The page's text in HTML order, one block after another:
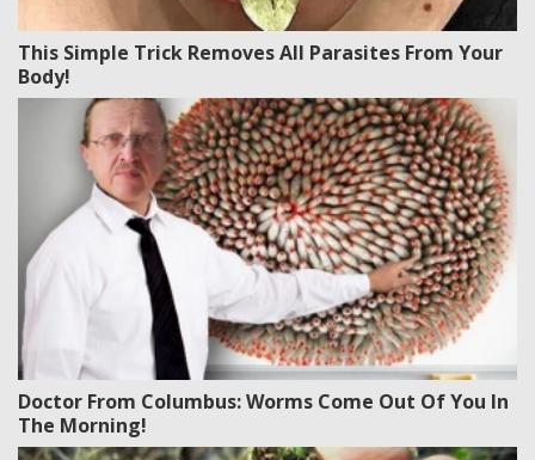
This Simple Trick Removes All Parasites From Your
Body!
Doctor From Columbus: Worms Come Out Of You In
The Morning!